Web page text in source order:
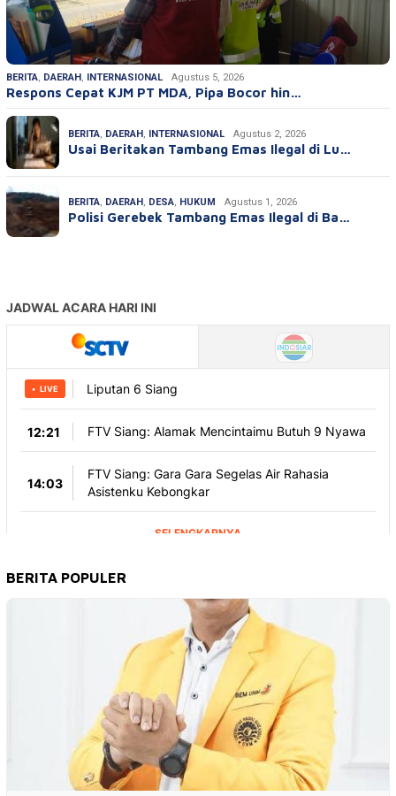
BERITA, DAERAH, INTERNASIONAL Agustus 5, 2026
Respons Cepat KJM PT MDA, Pipa Bocor hin…
BERITA, DAERAH, INTERNASIONAL Agustus 2, 2026
Usai Beritakan Tambang Emas Ilegal di Lu…
BERITA, DAERAH, DESA, HUKUM Agustus 1, 2026
Polisi Gerebek Tambang Emas Ilegal di Ba…
BERITA POPULER